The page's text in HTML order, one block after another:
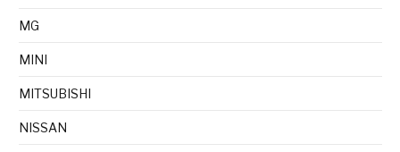
MG
MINI
MITSUBISHI
NISSAN